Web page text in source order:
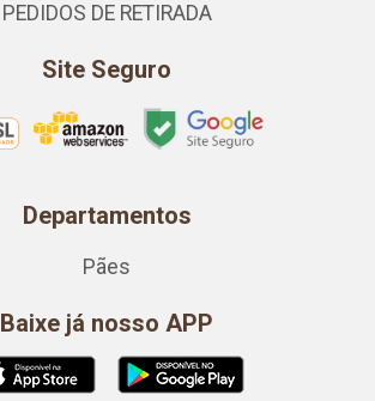
PEDIDOS DE RETIRADA
Site Seguro
Departamentos
Pães
Baixe já nosso APP